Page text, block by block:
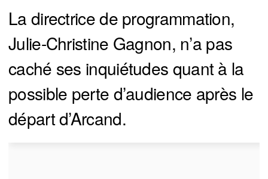
La directrice de programmation,
Julie-Christine Gagnon, n’a pas
caché ses inquiétudes quant à la
possible perte d’audience après le
départ d’Arcand.